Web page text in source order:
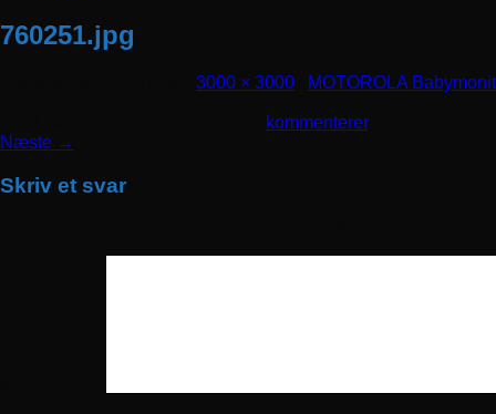
760251.jpg
3000 × 3000 MOTOROLA
kommenterer.
Næste →
Skriv et svar